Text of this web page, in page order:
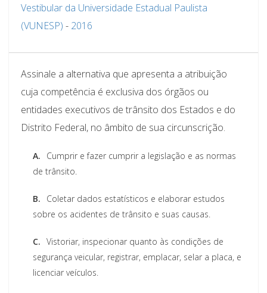
Vestibular da Universidade Estadual Paulista
(VUNESP) - 2016
Assinale a alternativa que apresenta a atribuição
cuja competência é exclusiva dos órgãos ou
entidades executivos de trânsito dos Estados e do
Distrito Federal, no âmbito de sua circunscrição.
A.
Cumprir e fazer cumprir a legislação e as normas
de trânsito.
B.
Coletar dados estatísticos e elaborar estudos
sobre os acidentes de trânsito e suas causas.
C. Vistoriar, inspecionar quanto às condições de
segurança veicular, registrar, emplacar, selar a placa, e
licenciar veículos.